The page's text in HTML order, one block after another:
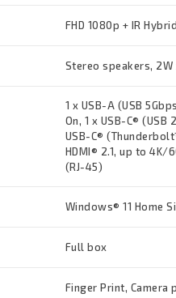
FHD 1080p + IR
Stereo speakers,
1 x USB-A (USB
On, 1 x USB-C®
USB-C®
HDMI® 2.1, up to 4K/
(RJ-45)
Windows® 11 Home
Full box
Finger Print, Camera